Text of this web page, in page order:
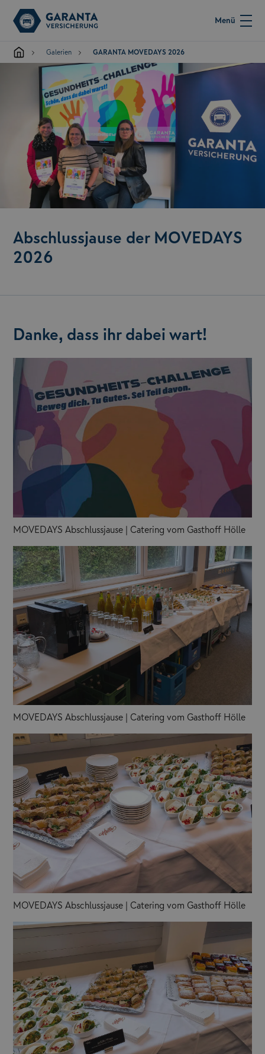
Menü
Galerien GARANTA MOVEDAYS 2026
Abschlussjause der MOVEDAYS
2026
Danke, dass ihr dabei wart!
MOVEDAYS Abschlussjause | Catering vom Gasthoff Hölle
MOVEDAYS Abschlussjause | Catering vom Gasthoff Hölle
MOVEDAYS Abschlussjause | Catering vom Gasthoff Hölle